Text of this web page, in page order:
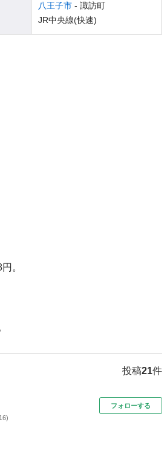
八王子市 - 諏訪町
JR中央線(快速)
。
投稿21件
16)
フォローする